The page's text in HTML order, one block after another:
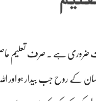
ضروری ہے ۔ صرف تعلیم
۔ انسان کے روح جب بیدار ہو